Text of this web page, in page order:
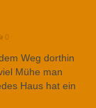
0
Weg dorthin
Mühe man
Haus hat ein